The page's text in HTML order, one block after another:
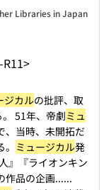
Libraries in Japan
ジカルの批評、取
51年、帝劇ミュ
、当時、未開拓だ
ミュージカル発
』『ライオンキン
作品の企画......